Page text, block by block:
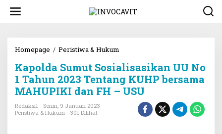
Homepage / Peristiwa & Hukum
p
o
l
d
Kapolda Sumut Sosialisasikan UU No
1 Tahun 2023 Tentang KUHP bersama
MAHUPIKI dan FH – USU
Redaksi1
Senin, 9 Januari 2023
Peristiwa & Hukum
301 Dilihat